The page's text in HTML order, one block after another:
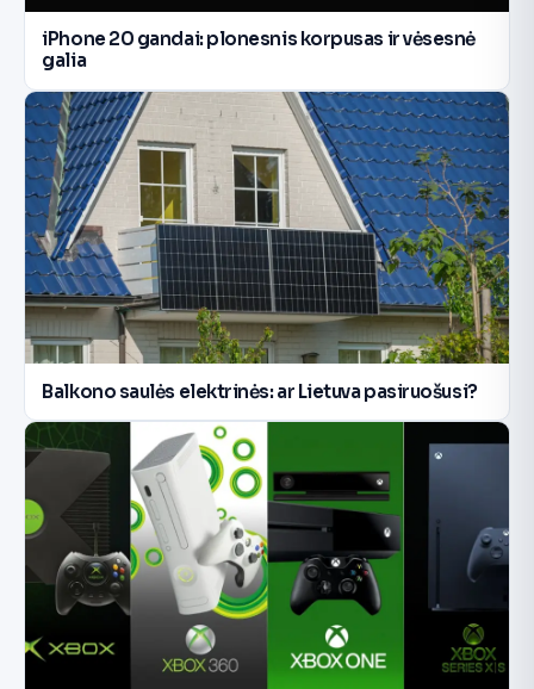
iPhone 20 gandai: plonesnis korpusas ir vėsesnė
galia
Balkono saulės elektrinės: ar Lietuva pasiruošusi?